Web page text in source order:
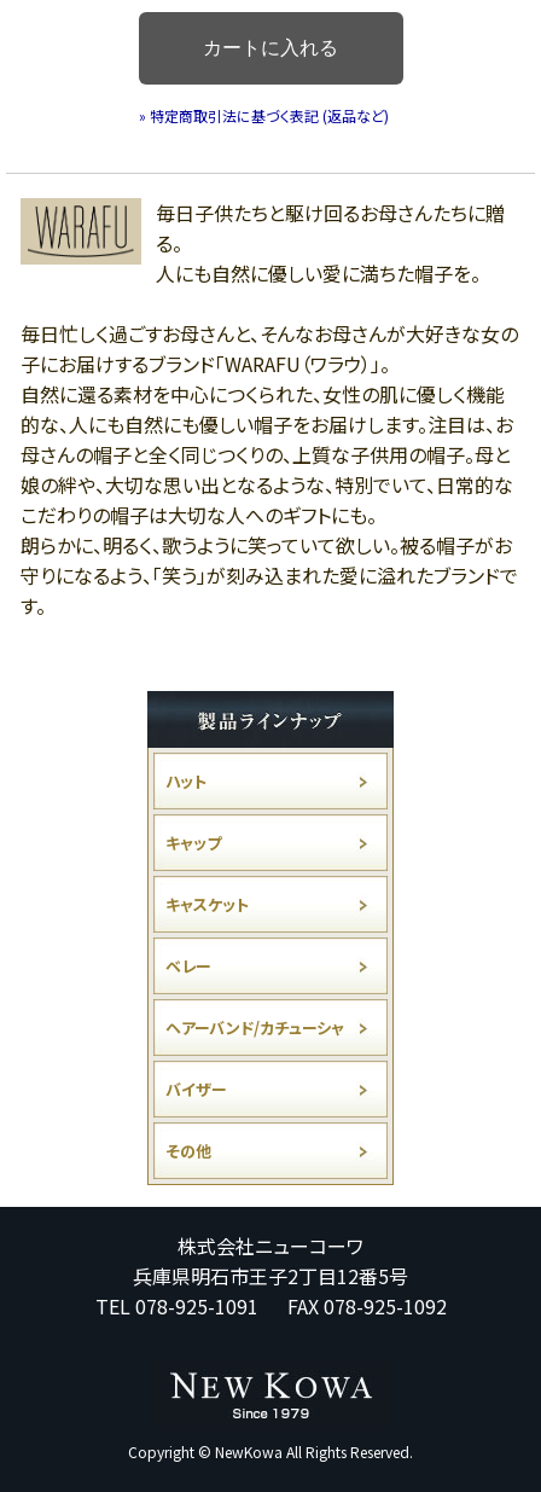
» 特定商取引法に基づく表記 (返品など)
毎日子供たちと駆け回るお母さんたちに贈
る。
人にも自然に優しい愛に満ちた帽子を。
毎日忙しく過ごすお母さんと、そんなお母さんが大好きな女の
子にお届けするブランド「WARAFU（ワラウ）」。
自然に還る素材を中心につくられた、女性の肌に優しく機能
的な、人にも自然にも優しい帽子をお届けします。注目は、お
母さんの帽子と全く同じつくりの、上質な子供用の帽子。母と
娘の絆や、大切な思い出となるような、特別でいて、日常的な
こだわりの帽子は大切な人へのギフトにも。
朗らかに、明るく、歌うように笑っていて欲しい。被る帽子がお
守りになるよう、「笑う」が刻み込まれた愛に溢れたブランドで
す。
ハット
キャップ
キャスケット
ベレー
ヘアーバンド/カチューシャ
バイザー
その他
株式会社ニューコーワ
兵庫県明石市王子2丁目12番5号
TEL 078-925-1091 FAX 078-925-1092
Copyright © NewKowa All Rights Reserved.